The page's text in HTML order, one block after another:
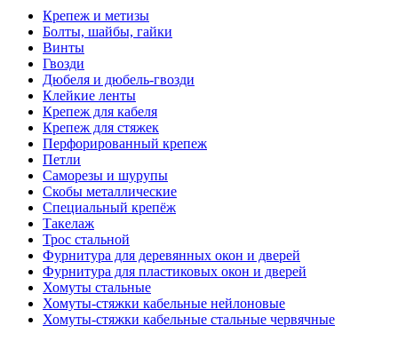
Крепеж и метизы
Болты, шайбы, гайки
Винты
Гвозди
Дюбеля и дюбель-гвозди
Клейкие ленты
Крепеж для кабеля
Крепеж для стяжек
Перфорированный крепеж
Петли
Саморезы и шурупы
Скобы металлические
Специальный крепёж
Такелаж
Трос стальной
Фурнитура для деревянных окон и дверей
Фурнитура для пластиковых окон и дверей
Хомуты стальные
Хомуты-стяжки кабельные нейлоновые
Хомуты-стяжки кабельные стальные червячные